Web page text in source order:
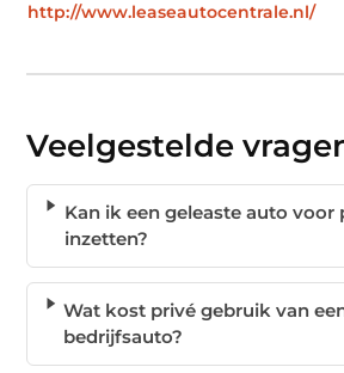
http://www.leaseautocentrale.nl/
Veelgestelde
Kan ik een geleaste auto voor
inzetten?
Wat kost privé gebruik van
bedrijfsauto?